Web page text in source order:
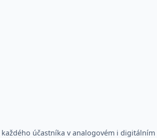
účastníka v analogovém i digitálním